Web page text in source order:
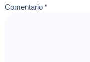
Comentario *